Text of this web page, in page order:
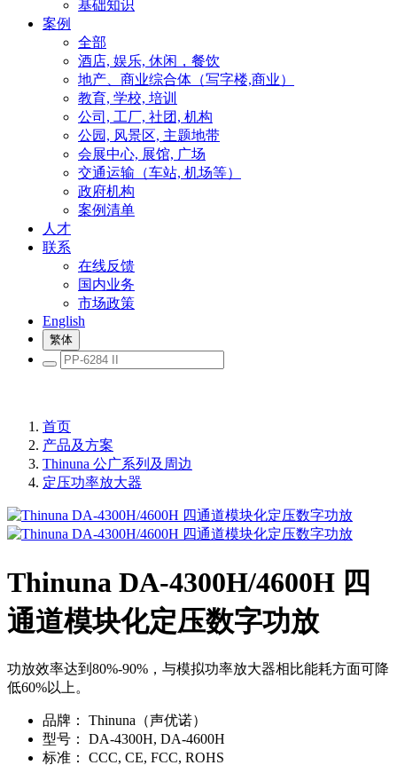
基础知识
案例
全部
酒店, 娱乐, 休闲，餐饮
地产、商业综合体（写字楼,商业）
教育, 学校, 培训
公司, 工厂, 社团, 机构
公园, 风景区, 主题地带
会展中心, 展馆, 广场
交通运输（车站, 机场等）
政府机构
案例清单
人才
联系
在线反馈
国内业务
市场政策
English
繁体
首页
产品及方案
Thinuna 公广系列及周边
定压功率放大器
Thinuna DA-4300H/4600H 四
通道模块化定压数字功放
功放效率达到80%-90%，与模拟功率放大器相比能耗方面可降
低60%以上。
品牌：
Thinuna（声优诺）
型号：
DA-4300H, DA-4600H
标准：
CCC, CE, FCC, ROHS